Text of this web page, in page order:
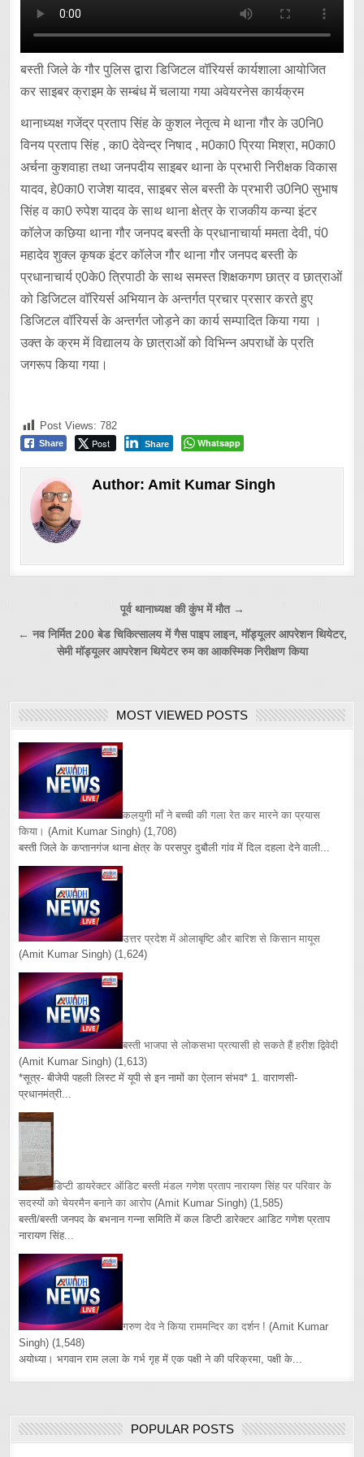
बस्ती जिले के गौर पुलिस द्वारा डिजिटल वॉरियर्स कार्यशाला आयोजित
कर साइबर क्राइम के सम्बंध में चलाया गया अवेयरनेस कार्यक्रम
थानाध्यक्ष गजेंद्र प्रताप सिंह के कुशल नेतृत्व मे थाना गौर के उ0नि0
विनय प्रताप सिंह , का0 देवेन्द्र निषाद , म0का0 प्रिया मिश्रा, म0का0
अर्चना कुशवाहा तथा जनपदीय साइबर थाना के प्रभारी निरीक्षक विकास
यादव, हे0का0 राजेश यादव, साइबर सेल बस्ती के प्रभारी उ0नि0 सुभाष
सिंह व का0 रुपेश यादव के साथ थाना क्षेत्र के राजकीय कन्या इंटर
कॉलेज कछिया थाना गौर जनपद बस्ती के प्रधानाचार्या ममता देवी, पं0
महादेव शुक्ल कृषक इंटर कॉलेज गौर थाना गौर जनपद बस्ती के
प्रधानाचार्य ए0के0 त्रिपाठी के साथ समस्त शिक्षकगण छात्र व छात्राओं
को डिजिटल वॉरियर्स अभियान के अन्तर्गत प्रचार प्रसार करते हुए
डिजिटल वॉरियर्स के अन्तर्गत जोड़ने का कार्य सम्पादित किया गया ।
उक्त के क्रम में विद्यालय के छात्राओं को विभिन्न अपराधों के प्रति
जगरूप किया गया।
Post Views: 782
Share Post Share Whatsapp
Author:Amit Kumar Singh
navigation
पूर्व थानाध्यक्ष की कुंभ में मौत →
← नव निर्मित 200 बेड चिकित्सालय में गैस पाइप लाइन, मॉड्यूलर आपरेशन थियेटर,
सेमी मॉड्यूलर आपरेशन थियेटर रुम का आकस्मिक निरीक्षण किया
MOST VIEWED POSTS
कलयुगी माँ ने बच्ची की गला रेत कर मारने का प्रयास
किया। (Amit Kumar Singh) (1,708)
बस्ती जिले के कप्तानगंज थाना क्षेत्र के परसपुर दुबौली गांव में दिल दहला देने वाली...
उत्तर प्रदेश में ओलाबृष्टि और बारिश से किसान मायूस
(Amit Kumar Singh) (1,624)
बस्ती भाजपा से लोकसभा प्रत्यासी हो सकते हैं हरीश द्विवेदी
(Amit Kumar Singh) (1,613)
*सूत्र- बीजेपी पहली लिस्ट में यूपी से इन नामों का ऐलान संभव* 1. वाराणसी-
प्रधानमंत्री...
डिप्टी डायरेक्टर ऑडिट बस्ती मंडल गणेश प्रताप नारायण सिंह पर परिवार के
सदस्यों को चेयरमैन बनाने का आरोप (Amit Kumar Singh) (1,585)
बस्ती/बस्ती जनपद के बभनान गन्ना समिति में कल डिप्टी डारेक्टर आडिट गणेश प्रताप
नारायण सिंह...
गरुण देव ने किया राममन्दिर का दर्शन ! (Amit Kumar
Singh) (1,548)
अयोध्या। भगवान राम लला के गर्भ गृह में एक पक्षी ने की परिक्रमा, पक्षी के...
POPULAR POSTS